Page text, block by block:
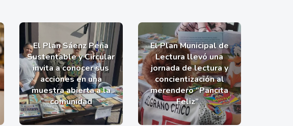
El Plan Sáenz Peña
Sustentable y Circular
invita a conocer sus
acciones en una
muestra abierta a la
comunidad
El Plan Municipal de
Lectura llevó una
jornada de lectura y
concientización al
merendero “Pancita
Feliz”